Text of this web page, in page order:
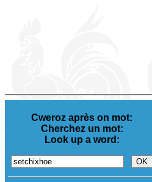
Cweroz après on mot:
Cherchez un mot:
Look up a word: